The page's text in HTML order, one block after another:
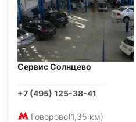
Сервис Солнцево
+7 (495) 125-38-41
Говорово(1,35 км)